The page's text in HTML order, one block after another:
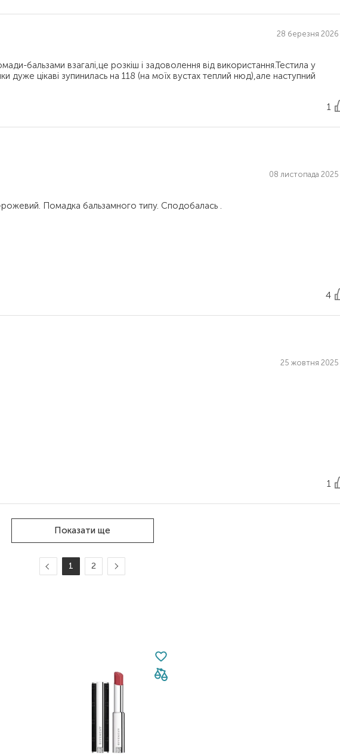
28 березня 2026
бальзами взагалі,це розкіш і задоволення від використання.Тестила у
дуже цікаві зупинилась на 118 (на моїх вустах теплий нюд),але наступний
1
08 листопада 2025
4
25 жовтня 2025
1
Показати ще
1 2